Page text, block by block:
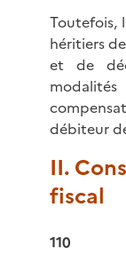
Toutefois,
héritiers
et de
débiteur
II.
fiscal
110